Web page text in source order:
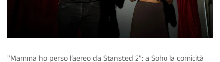
"Mamma ho perso l’aereo da Stansted 2”: a Soho la comicità